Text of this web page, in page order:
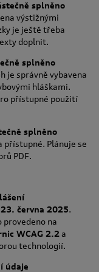
splněno
výstižnými
je ještě třeba
doplnit.
splněno
je správně vybavena
hláškami.
přístupné použití
splněno
přístupné. Plánuje se
PDF.
23. června 2025.
provedeno na
WCAG 2.2a
technologií.
údaje